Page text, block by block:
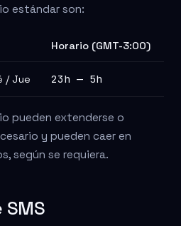
estándar son:
Horario (GMT-3:00)
/ Jue 23h — 5h
pueden extenderse o
y pueden caer en
según se requiera.
SMS